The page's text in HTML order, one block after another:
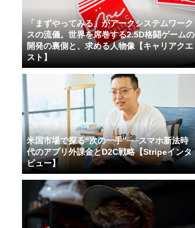
「まずやってみる」がアークシステムワーク
スの流儀。世界を席巻する2.5D格闘ゲームの
開発の裏側と、求める人物像【キャリアクエ
スト】
米国市場で探る“次の一手”──スマホ新法時
代のアプリ外課金とD2C戦略【Stripeインタ
ビュー】